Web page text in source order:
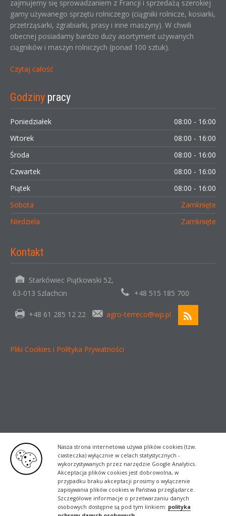
Nasza strona internetowa używa plików cookies (tzw.
ciasteczka) wyłącznie w celach statystycznych -
wykorzystywanych przez narzędzie Google Analytics.
Akceptacja plików cookies jest dobrowolna, w
przypadku braku akceptacji prosimy o wyłączenie
zapisywania plików cookies w Państwa przeglądarce.
Szczegółowe informacje o przetwarzaniu danych
osobowych dostępne są pod tym linkiem: polityka
zajmujemy się sprowadzaniem z Francji i sprzedażą szerokiej
gamy używanego sprzętu rolniczego (ciągniki rolnicze, kosiarki,
przetrząsarki, zgrabiarki, prasy i inne maszyny). W chwili
obecnej posiadamy bardzo duży asortyment używanych
ciągników i maszyn rolniczych (ponad 100 sztuk).
Czytaj całość
Godziny pracy
Poniedziałek
08:00 - 16:00
Wtorek
08:00 - 16:00
Środa
08:00 - 16:00
Czwartek
08:00 - 16:00
Piątek
08:00 - 16:00
Sobota
Zamknięte
Niedziela
Zamknięte
Kontakt
Starkówiec Piątkowski 52,
63-013 Szlachcin
+48 515 185 700
+48 61 285 12 22 agro-terreco@wp.pl
Pliki Cookies i Polityka Prywatności